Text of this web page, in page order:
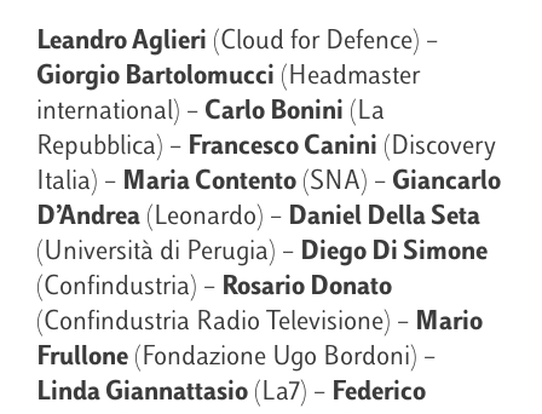
Leandro Aglieri (Cloud for Defence) –
Giorgio Bartolomucci (Headmaster
international) – Carlo Bonini (La
Repubblica) – Francesco Canini (Discovery
Italia) – Maria Contento (SNA) – Giancarlo
D’Andrea (Leonardo) – Daniel Della Seta
(Università di Perugia) – Diego Di Simone
(Confindustria) – Rosario Donato
(Confindustria Radio Televisione) – Mario
Frullone (Fondazione Ugo Bordoni) –
Linda Giannattasio (La7) – Federico